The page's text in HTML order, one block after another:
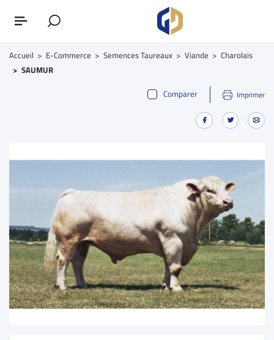
Accueil E-Commerce Semences Taureaux Viande
Charolais
SAUMUR
Comparer
Imprimer